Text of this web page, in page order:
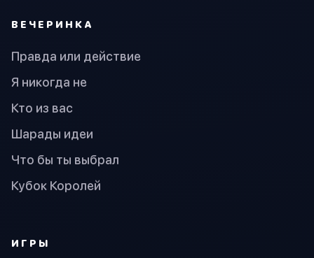
ВЕЧЕРИНКА
Правда или действие
Я никогда не
Кто из вас
Шарады идеи
Что бы ты выбрал
Кубок Королей
ИГРЫ